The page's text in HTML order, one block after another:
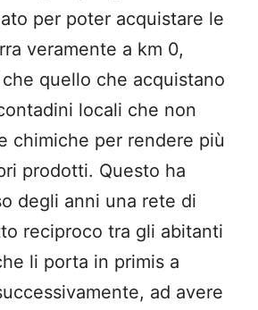
per poter acquistare le
veramente a km 0,
quello che acquistano
locali che non
chimiche per rendere più
prodotti. Questo ha
degli anni una rete di
reciproco tra gli abitanti
li porta in primis a
ad avere